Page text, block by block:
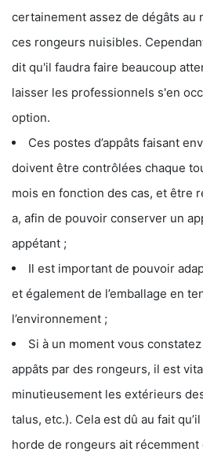
certainement assez de dégâts au
ces rongeurs nuisibles.
dit qu'il faudra faire beaucoup
laisser les professionnels s'en
option.
Ces postes d’appâts faisant
doivent être contrôlées chaque
mois en fonction des cas, et être
a, afin de pouvoir conserver un
appétant ;
Il est important de pouvoir
et également de l’emballage en
l’environnement ;
Si à un moment vous
appâts par des rongeurs, il est
minutieusement les extérieurs
talus, etc.). Cela est dû au fait
horde de rongeurs ait